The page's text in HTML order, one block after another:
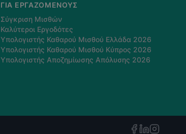
ΓΙΑ ΕΡΓΑΖΌΜΕΝΟΥΣ
Σύγκριση Μισθών
Καλύτεροι Εργοδότες
Υπολογιστής Καθαρού Μισθού Ελλάδα 2026
Υπολογιστής Καθαρού Μισθού Κύπρος 2026
Υπολογιστής Αποζημίωσης Απόλυσης 2026